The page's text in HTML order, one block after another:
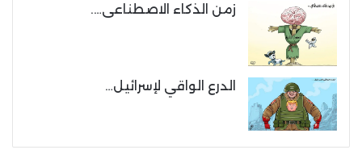
زمن الذكاء الاصطناعى….
الدرع الواقي لإسرائيل…